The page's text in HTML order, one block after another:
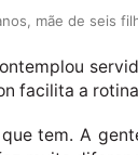
mãe de seis
facilita a
que tem. A